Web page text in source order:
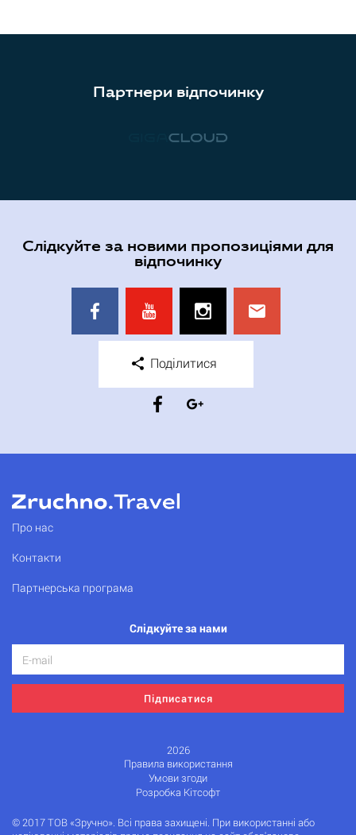
Партнери відпочинку
Слідкуйте за новими пропозиціями для
відпочинку
Поділитися
Про нас
Контакти
Партнерська програма
Слідкуйте за нами
Підписатися
2026
Правила використання
Умови згоди
Розробка Кітсофт
© 2017 ТОВ «Зручно». Всі права захищені. При використанні або